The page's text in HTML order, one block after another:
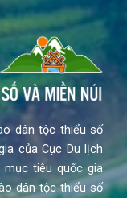
dân tộc thiểu số
của Cục Du lịch
mục tiêu quốc gia
dân tộc thiểu số